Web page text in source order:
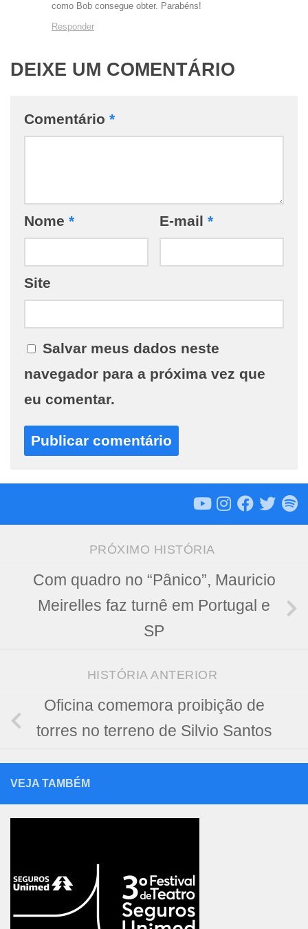
como Bob consegue obter. Parabéns!
Responder
DEIXE UM COMENTÁRIO
Comentário *
Nome * E-mail *
Site
Salvar meus dados neste
navegador para a próxima vez que
eu comentar.
PRÓXIMO HISTÓRIA
Com quadro no “Pânico”, Mauricio
Meirelles faz turnê em Portugal e
SP
HISTÓRIA ANTERIOR
Oficina comemora proibição de
torres no terreno de Silvio Santos
VEJA TAMBÉM